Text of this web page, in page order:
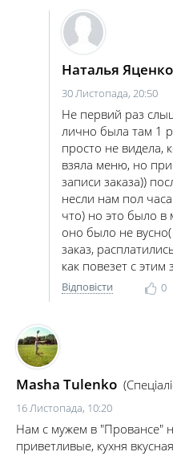
Наталья Яценко
30 Листопада, 20:50
Не первий раз
лично была там 1
просто не видела,
взяла меню, но
записи заказа))
несли нам пол
что) но это было в
оно было не
заказ,
как повезет с этим
Відповісти 0
Masha Tulenko
16 Листопада, 10:20
Нам с мужем в "Провансе"
приветливые, кухня